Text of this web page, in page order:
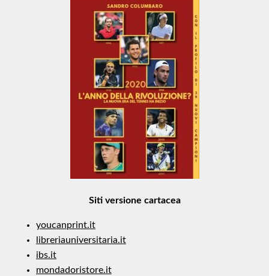
Siti versione cartacea
youcanprint.it
libreriauniversitaria.it
ibs.it
mondadoristore.it